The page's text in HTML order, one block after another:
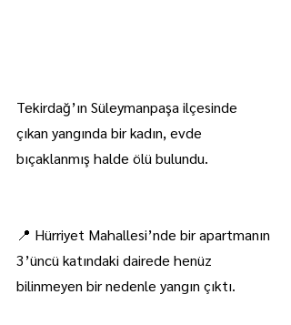
Tekirdağ’ın Süleymanpaşa ilçesinde
çıkan yangında bir kadın, evde
bıçaklanmış halde ölü bulundu.
📍 Hürriyet Mahallesi’nde bir apartmanın
3’üncü katındaki dairede henüz
bilinmeyen bir nedenle yangın çıktı.